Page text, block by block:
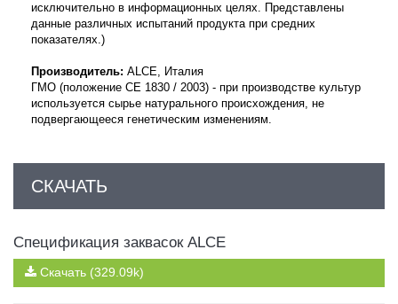
исключительно в информационных целях. Представлены
данные различных испытаний продукта при средних
показателях.)
Производитель: ALCE, Италия
ГМО (положение CE 1830 / 2003) - при производстве культур
используется сырье натурального происхождения, не
подвергающееся генетическим изменениям.
СКАЧАТЬ
Спецификация заквасок ALCE
Скачать (329.09k)